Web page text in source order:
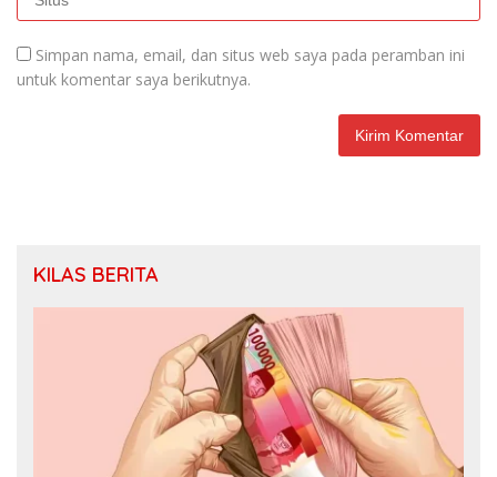
Simpan nama, email, dan situs web saya pada peramban ini
untuk komentar saya berikutnya.
KILAS BERITA